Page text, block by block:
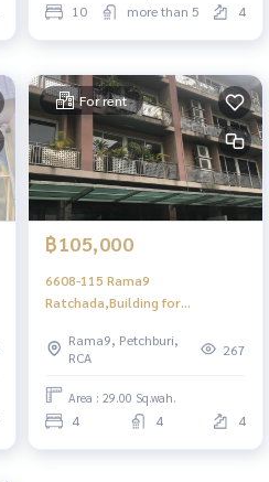
10 more than 5 4
For rent
฿105,000
6608-115 Rama9
Ratchada,Building for
storey Building,Nice location.
Rama9, Petchburi,
RCA
267
Area : 29.00 Sq.wah.
4 4 4